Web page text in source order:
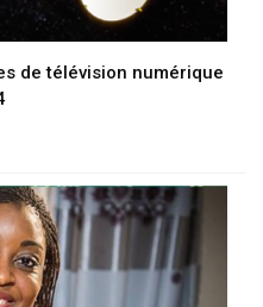
de télévision numérique